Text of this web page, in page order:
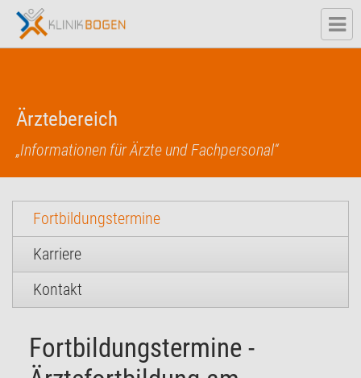
Ärztebereich
„Informationen für Ärzte und Fachpersonal“
Fortbildungstermine
Karriere
Kontakt
Fortbildungstermine -